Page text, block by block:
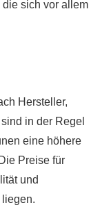
sich vor allem
Hersteller,
in der Regel
eine höhere
Preise für
und